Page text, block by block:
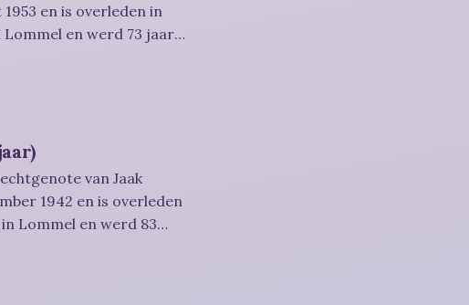
en is overleden in
en werd 73 jaar.
van Jaak
1942 en is overleden
Lommel en werd 83